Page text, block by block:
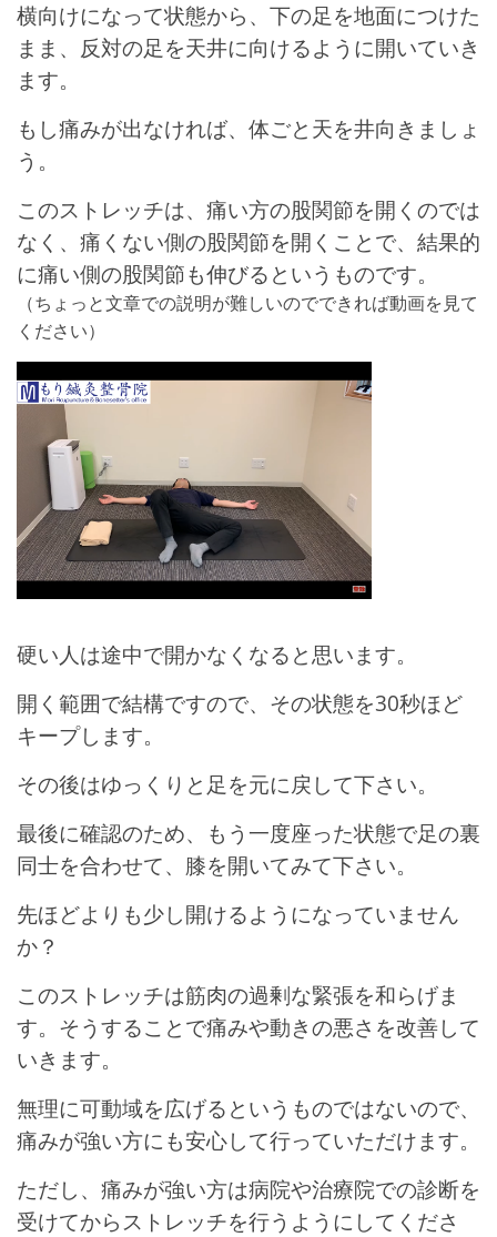
横向けになって状態から、下の足を地面につけた
まま、反対の足を天井に向けるように開いていき
ます。
もし痛みが出なければ、体ごと天を井向きましょ
う。
このストレッチは、痛い方の股関節を開くのでは
なく、痛くない側の股関節を開くことで、結果的
に痛い側の股関節も伸びるというものです。
（ちょっと文章での説明が難しいのでできれば動画を見て
ください）
硬い人は途中で開かなくなると思います。
開く範囲で結構ですので、その状態を30秒ほど
キープします。
その後はゆっくりと足を元に戻して下さい。
最後に確認のため、もう一度座った状態で足の裏
同士を合わせて、膝を開いてみて下さい。
先ほどよりも少し開けるようになっていません
か？
このストレッチは筋肉の過剰な緊張を和らげま
す。そうすることで痛みや動きの悪さを改善して
いきます。
無理に可動域を広げるというものではないので、
痛みが強い方にも安心して行っていただけます。
ただし、痛みが強い方は病院や治療院での診断を
受けてからストレッチを行うようにしてくださ